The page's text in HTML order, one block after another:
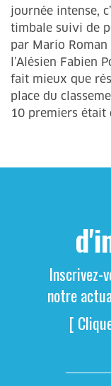
journée intense,
timbale suivi de
par Mario
l’Alésien Fabien
fait mieux que
place du
10 premiers était
Inscrivez-
notre
[